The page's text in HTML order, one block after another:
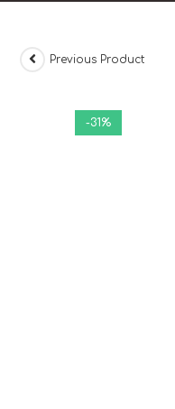
-31%
Previous Product